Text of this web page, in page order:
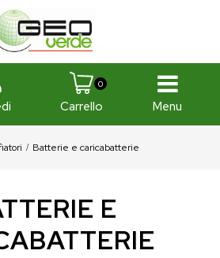
Carrello
0
Menu
Batterie e caricabatterie
E